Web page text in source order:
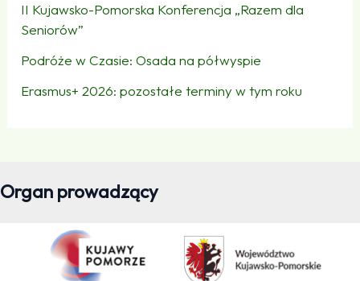
II Kujawsko-Pomorska Konferencja „Razem dla
Seniorów”
Podróże w Czasie: Osada na półwyspie
Erasmus+ 2026: pozostałe terminy w tym roku
Organ prowadzący